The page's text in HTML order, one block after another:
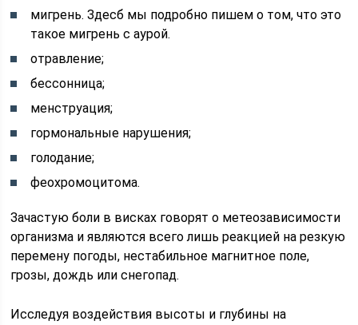
мигрень. Здесб мы подробно пишем о том, что это
такое мигрень с аурой.
отравление;
бессонница;
менструация;
гормональные нарушения;
голодание;
феохромоцитома.
Зачастую боли в висках говорят о метеозависимости
организма и являются всего лишь реакцией на резкую
перемену погоды, нестабильное магнитное поле,
грозы, дождь или снегопад.
Исследуя воздействия высоты и глубины на